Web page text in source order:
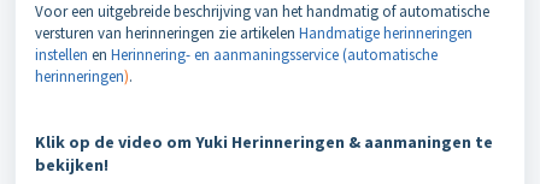
Voor een uitgebreide beschrijving van het handmatig of automatische
versturen van herinneringen zie artikelen Handmatige herinneringen
instellen en Herinnering- en aanmaningsservice (automatische
herinneringen).
Klik op de video om Yuki Herinneringen & aanmaningen te
bekijken!